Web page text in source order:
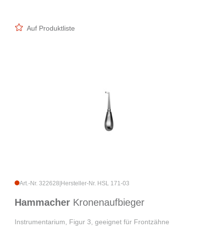
Auf Produktliste
Art.-Nr. 322628 Hersteller-Nr. HSL 171-03
Hammacher Kronenaufbieger
Instrumentarium, Figur 3, geeignet für Frontzähne